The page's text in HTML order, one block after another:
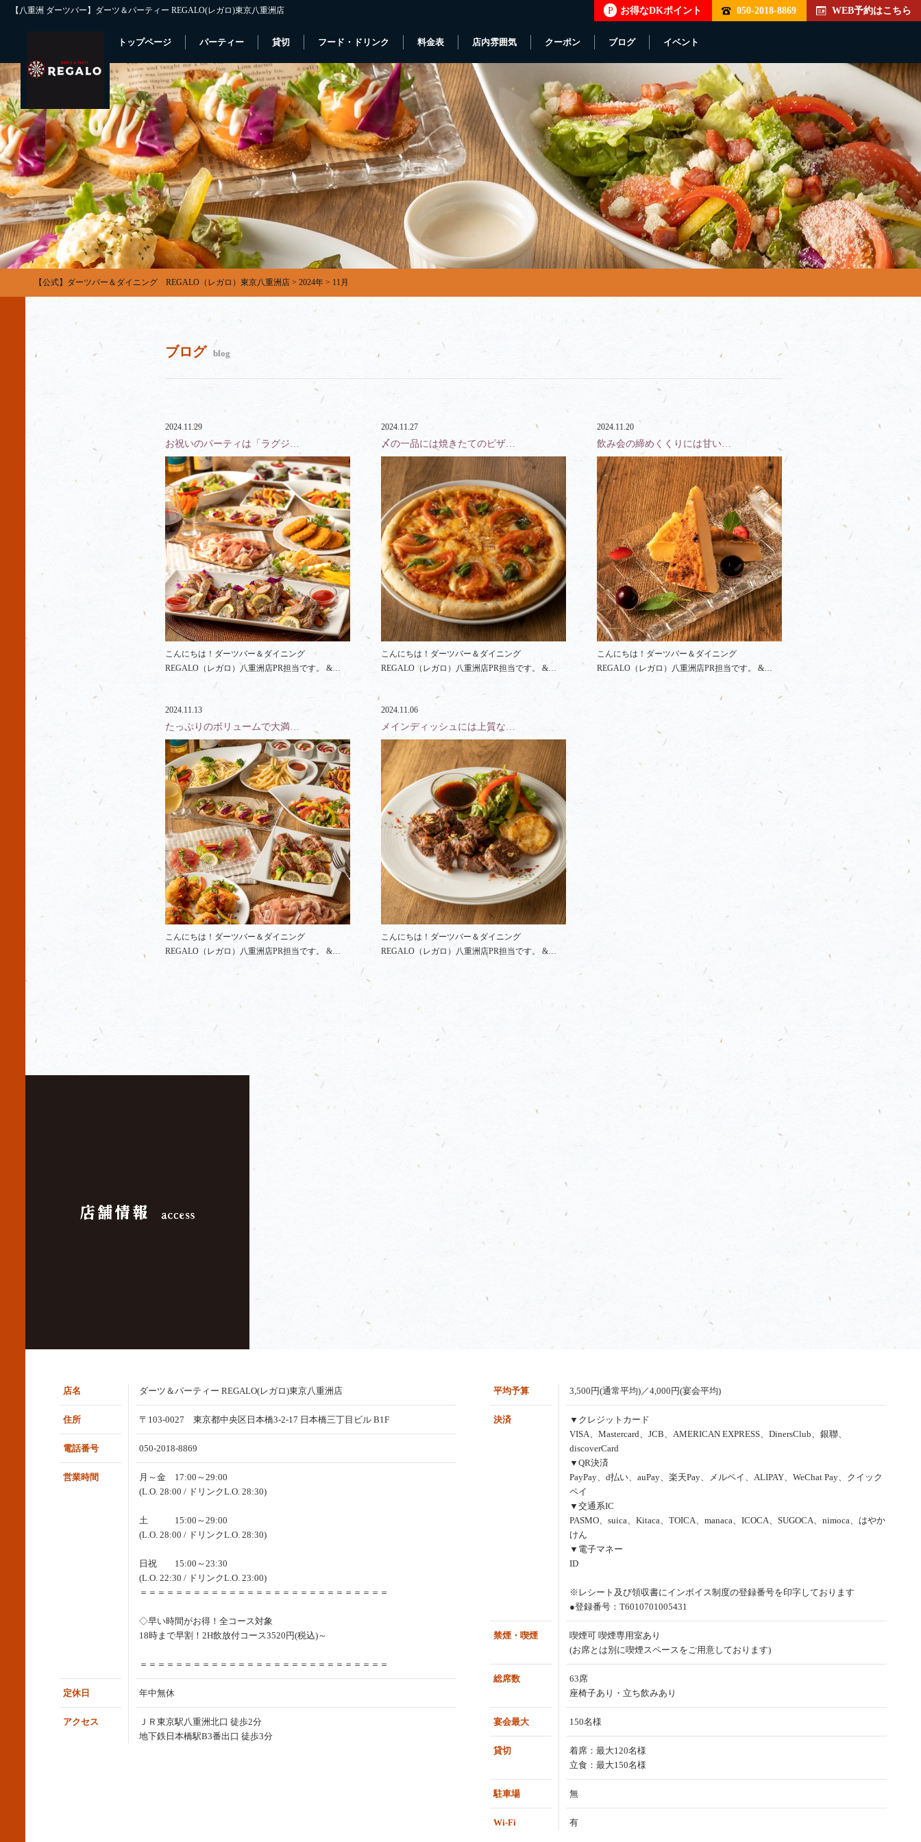
【八重洲 ダーツバー】ダーツ＆パーティー REGALO(レガロ)東京八重洲店 P お得なDKポイント 050-2018-8869 WEB予約はこちら
トップページ パーティー 貸切 フード・ドリンク 料金表 店内雰囲気 クーポン ブログ イベント
【公式】ダーツバー＆ダイニング REGALO（レガロ）東京八重洲店 > 2024年 > 11月
ブログ blog
2024.11.29
お祝いのパーティは「ラグジ…
こんにちは！ダーツバー＆ダイニング
REGALO（レガロ）八重洲店PR担当です。 &…
2024.11.27
〆の一品には焼きたてのピザ…
こんにちは！ダーツバー＆ダイニング
REGALO（レガロ）八重洲店PR担当です。 &…
2024.11.20
飲み会の締めくくりには甘い…
こんにちは！ダーツバー＆ダイニング
REGALO（レガロ）八重洲店PR担当です。 &…
2024.11.13
たっぷりのボリュームで大満…
こんにちは！ダーツバー＆ダイニング
REGALO（レガロ）八重洲店PR担当です。 &…
2024.11.06
メインディッシュには上質な…
こんにちは！ダーツバー＆ダイニング
REGALO（レガロ）八重洲店PR担当です。 &…
店名 ダーツ＆パーティー REGALO(レガロ)東京八重洲店
住所 〒103-0027 東京都中央区日本橋3-2-17 日本橋三丁目ビル B1F
電話番号 050-2018-8869
営業時間
月～金 17:00～29:00
(L.O. 28:00 / ドリンクL.O. 28:30)
土 15:00～29:00
(L.O. 28:00 / ドリンクL.O. 28:30)
日祝 15:00～23:30
(L.O. 22:30 / ドリンクL.O. 23:00)
＝＝＝＝＝＝＝＝＝＝＝＝＝＝＝＝＝＝＝＝＝＝＝＝＝＝＝＝
◇早い時間がお得！全コース対象
18時まで早割！2H飲放付コース3520円(税込)～
＝＝＝＝＝＝＝＝＝＝＝＝＝＝＝＝＝＝＝＝＝＝＝＝＝＝＝＝
定休日 年中無休
アクセス
ＪＲ東京駅八重洲北口 徒歩2分
地下鉄日本橋駅B3番出口 徒歩3分
平均予算 3,500円(通常平均)／4,000円(宴会平均)
決済
▼クレジットカード
VISA、Mastercard、JCB、AMERICAN EXPRESS、DinersClub、銀聯、
discoverCard
▼QR決済
PayPay、d払い、auPay、楽天Pay、メルペイ、ALIPAY、WeChat Pay、クイック
ペイ
▼交通系IC
PASMO、suica、Kitaca、TOICA、manaca、ICOCA、SUGOCA、nimoca、はやか
けん
▼電子マネー
ID
※レシート及び領収書にインボイス制度の登録番号を印字しております
●登録番号：T6010701005431
禁煙・喫煙
喫煙可 喫煙専用室あり
(お席とは別に喫煙スペースをご用意しております)
総席数
63席
座椅子あり・立ち飲みあり
宴会最大 150名様
貸切
着席：最大120名様
立食：最大150名様
駐車場 無
Wi-Fi 有